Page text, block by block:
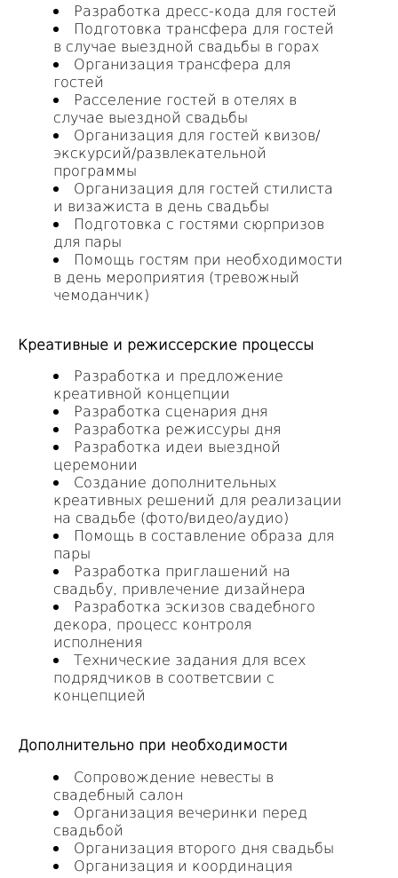
Разработка дресс-кода для гостей
Подготовка трансфера для гостей
в случае выездной свадьбы в горах
Организация трансфера для
гостей
Расселение гостей в отелях в
случае выездной свадьбы
Организация для гостей квизов/
экскурсий/развлекательной
программы
Организация для гостей стилиста
и визажиста в день свадьбы
Подготовка с гостями сюрпризов
для пары
Помощь гостям при необходимости
в день мероприятия (тревожный
чемоданчик)
Креативные и режиссерские процессы
Разработка и предложение
креативной концепции
Разработка сценария дня
Разработка режиссуры дня
Разработка идеи выездной
церемонии
Создание дополнительных
креативных решений для реализации
на свадьбе (фото/видео/аудио)
Помощь в составление образа для
пары
Разработка приглашений на
свадьбу, привлечение дизайнера
Разработка эскизов свадебного
декора, процесс контроля
исполнения
Технические задания для всех
подрядчиков в соответсвии с
концепцией
Дополнительно при необходимости
Сопровождение невесты в
свадебный салон
Организация вечеринки перед
свадьбой
Организация второго дня свадьбы
Организация и координация